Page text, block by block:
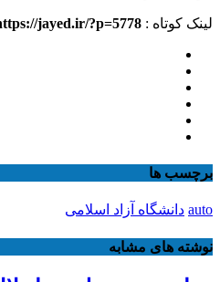
لینک کوتاه : jayed.ir/?p=5778
برچسب ها
auto دانشگاه آزاد اسلامی
نوشته های مشابه